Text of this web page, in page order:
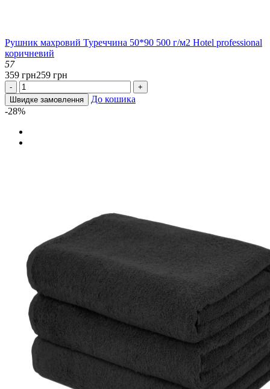
Рушник махровий Туреччина 50*90 500 г/м2 Hotel professional
коричневий
57
359 грн259 грн
-
+
Швидке замовлення
До кошика
-28%